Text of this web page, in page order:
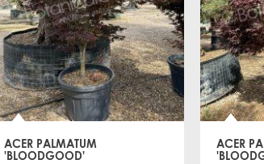
ACER PALMATUM
'BLOODGOOD'
ACER